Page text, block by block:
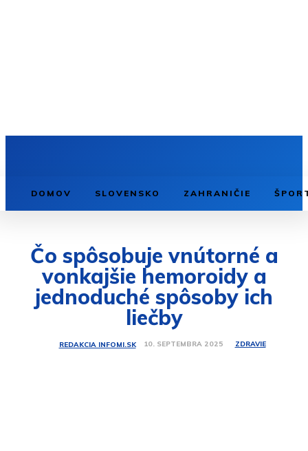
DOMOV SLOVENSKO ZAHRANIČIE
Čo spôsobuje vnútorné a
vonkajšie hemoroidy a
jednoduché spôsoby ich
liečby
REDAKCIA INFOMI.SK 10. SEPTEMBRA 2025 ZDRAVIE